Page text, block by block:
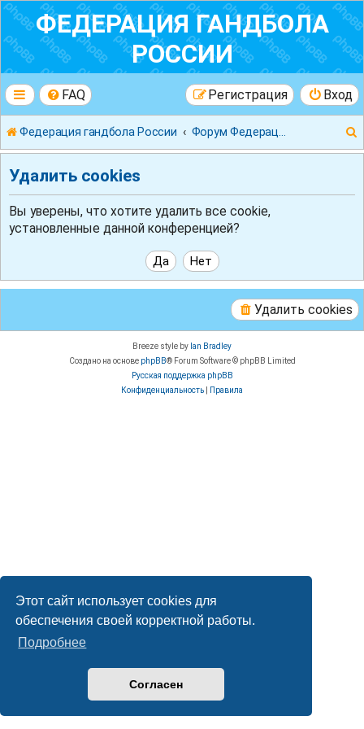
Этот сайт использует cookies для
обеспечения своей корректной работы.
Подробнее
Согласен
ФЕДЕРАЦИЯ ГАНДБОЛА
РОССИИ
FAQ Вход
Регистрация
Федерация гандбола России
Удалить cookies
Вы уверены, что хотите удалить все cookie,
установленные данной конференцией?
Удалить cookies
Breeze style by Ian Bradley
Создано на основе phpBB® Forum Software © phpBB Limited
Русская поддержка phpBB
Конфиденциальность
Правила